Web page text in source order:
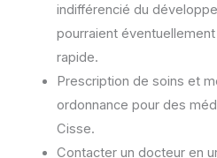
indifférencié du
pourraient
rapide.
Prescription de soins et
ordonnance pour des
Cisse.
Contacter un docteur en